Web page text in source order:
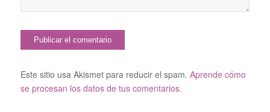
Este sitio usa Akismet para reducir el spam. Aprende cómo
se procesan los datos de tus comentarios.